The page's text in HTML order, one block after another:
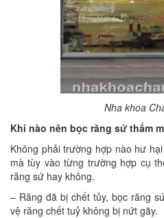
Nha khoa
Khi nào nên bọc răng sứ thẩm
Không phải trường hợp nào hư
mà tùy vào từng trường hợp cụ
răng sứ hay không.
– Răng đã bị chết tủy, bọc răng
vệ răng chết tuỷ không bị nứt gãy.